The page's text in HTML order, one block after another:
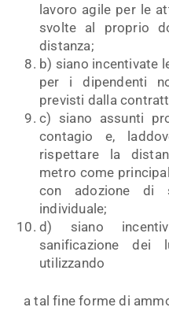
lavoro agile per le
svolte al proprio
distanza;
b) siano incentivate
per i dipendenti
previsti dalla
c) siano assunti
contagio e,
rispettare la
metro come
con adozione di
individuale;
d) siano
sanificazione dei
utilizzando
a tal fine forme di